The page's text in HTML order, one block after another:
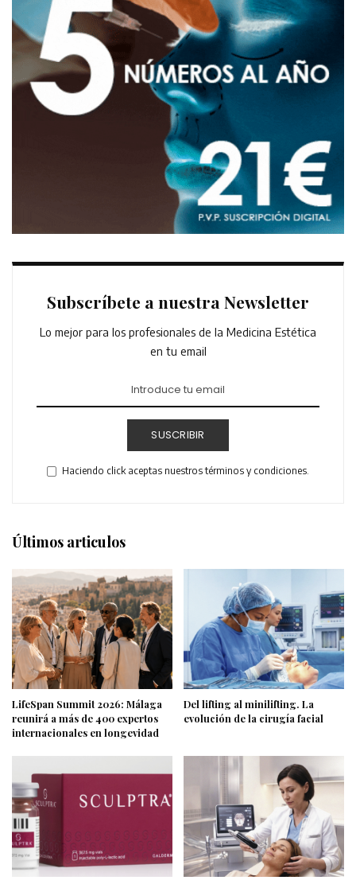
Subscríbete a nuestra Newsletter
Lo mejor para los profesionales de la Medicina Estética
en tu email
SUSCRIBIR
Haciendo click aceptas nuestros términos y condiciones.
Últimos articulos
LifeSpan Summit 2026: Málaga
reunirá a más de 400 expertos
internacionales en longevidad
Del lifting al minilifting. La
evolución de la cirugía facial